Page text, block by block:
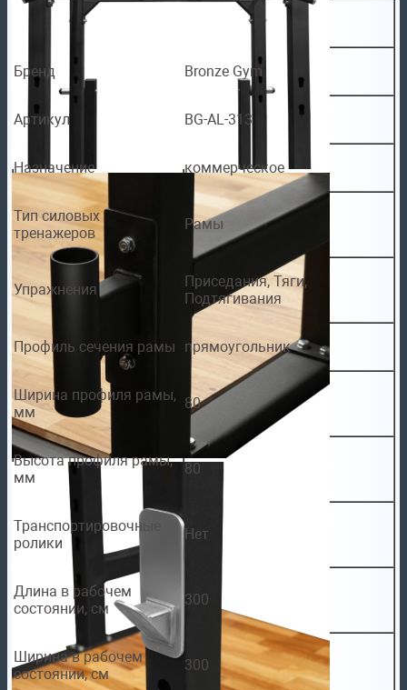
Бренд Bronze Gym
Артикул BG-AL-313
Назначение коммерческое
Тип силовых
тренажеров
Рамы
Упражнения
Приседания, Тяги,
Подтягивания
Профиль сечения рамы прямоугольник
Ширина профиля рамы,
мм
80
Высота профиля рамы,
мм
80
Транспортировочные
ролики
Нет
Длина в рабочем
состоянии, см
300
Ширина в рабочем
состоянии, см
300